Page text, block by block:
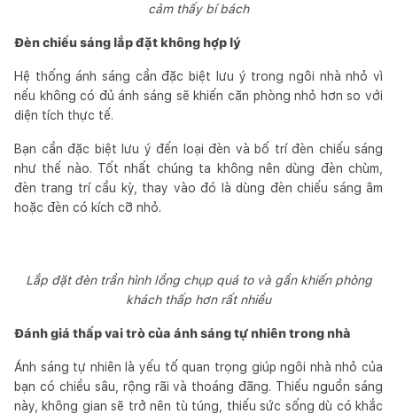
cảm thấy bí bách
Đèn chiếu sáng lắp đặt không hợp lý
Hệ thống ánh sáng cần đặc biệt lưu ý trong ngôi nhà nhỏ vì
nếu không có đủ ánh sáng sẽ khiến căn phòng nhỏ hơn so với
diện tích thực tế.
Bạn cần đặc biệt lưu ý đến loại đèn và bố trí đèn chiếu sáng
như thế nào. Tốt nhất chúng ta không nên dùng đèn chùm,
đèn trang trí cầu kỳ, thay vào đó là dùng đèn chiếu sáng âm
hoặc đèn có kích cỡ nhỏ.
Lắp đặt đèn trần hình lồng chụp quá to và gần khiến phòng
khách thấp hơn rất nhiều
Đánh giá thấp vai trò của ánh sáng tự nhiên trong nhà
Ánh sáng tự nhiên là yếu tố quan trọng giúp ngôi nhà nhỏ của
bạn có chiều sâu, rộng rãi và thoáng đãng. Thiếu nguồn sáng
này, không gian sẽ trở nên tù túng, thiếu sức sống dù có khắc